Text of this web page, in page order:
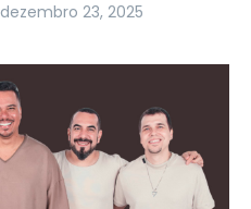
dezembro 23, 2025